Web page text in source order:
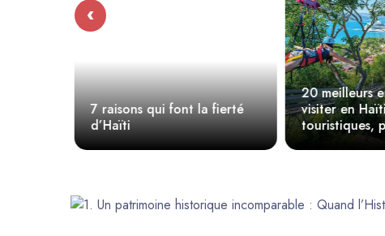
7 raisons qui font la fierté
d’Haïti
20 meilleurs
visiter en Haïti
touristiques,
autres.
‹